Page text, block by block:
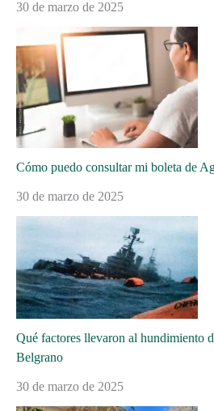
30 de marzo de 2025
Cómo puedo consultar mi boleta de
30 de marzo de 2025
Qué factores llevaron al hundimiento
Belgrano
30 de marzo de 2025